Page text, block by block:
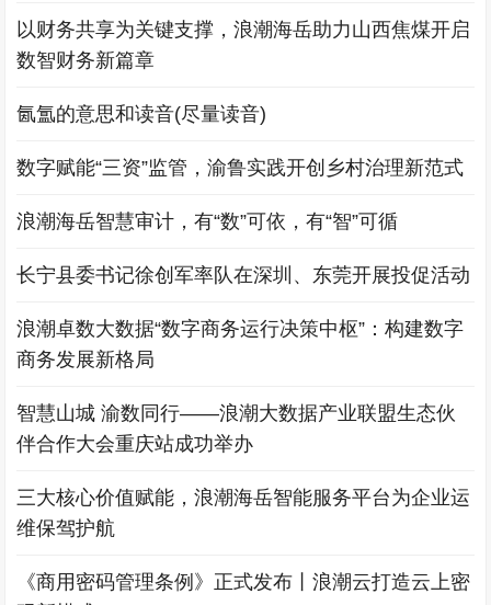
以财务共享为关键支撑，浪潮海岳助力山西焦煤开启
数智财务新篇章
氤氲的意思和读音(尽量读音)
数字赋能“三资”监管，渝鲁实践开创乡村治理新范式
浪潮海岳智慧审计，有“数”可依，有“智”可循
长宁县委书记徐创军率队在深圳、东莞开展投促活动
浪潮卓数大数据“数字商务运行决策中枢”：构建数字
商务发展新格局
智慧山城 渝数同行——浪潮大数据产业联盟生态伙
伴合作大会重庆站成功举办
三大核心价值赋能，浪潮海岳智能服务平台为企业运
维保驾护航
《商用密码管理条例》正式发布丨浪潮云打造云上密